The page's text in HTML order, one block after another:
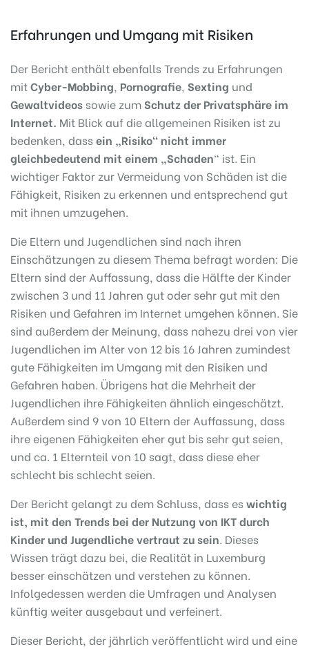
Erfahrungen und Umgang mit Risiken
Der Bericht enthält ebenfalls Trends zu Erfahrungen
mitCyber-Mobbing, Pornografie, Sexting und
Gewaltvideos sowie zumSchutz der Privatsphäre im
Internet. Mit Blick auf die allgemeinen Risiken ist zu
bedenken, dassein „Risiko“ nicht immer
gleichbedeutend mit einem „Schaden“ ist. Ein
wichtiger Faktor zur Vermeidung von Schäden ist die
Fähigkeit, Risiken zu erkennen und entsprechend gut
mit ihnen umzugehen.
Die Eltern und Jugendlichen sind nach ihren
Einschätzungen zu diesem Thema befragt worden: Die
Eltern sind der Auffassung, dass die Hälfte der Kinder
zwischen 3 und 11 Jahren gut oder sehr gut mit den
Risiken und Gefahren im Internet umgehen können. Sie
sind außerdem der Meinung, dass nahezu drei von vier
Jugendlichen im Alter von 12 bis 16 Jahren zumindest
gute Fähigkeiten im Umgang mit den Risiken und
Gefahren haben. Übrigens hat die Mehrheit der
Jugendlichen ihre Fähigkeiten ähnlich eingeschätzt.
Außerdem sind 9 von 10 Eltern der Auffassung, dass
ihre eigenen Fähigkeiten eher gut bis sehr gut seien,
und ca. 1 Elternteil von 10 sagt, dass diese eher
schlecht bis schlecht seien.
Der Bericht gelangt zu dem Schluss, dass eswichtig
ist, mit den Trends bei der Nutzung von IKT durch
Kinder und Jugendliche vertraut zu sein. Dieses
Wissen trägt dazu bei, die Realität in Luxemburg
besser einschätzen und verstehen zu können.
Infolgedessen werden die Umfragen und Analysen
künftig weiter ausgebaut und verfeinert.
Dieser Bericht, der jährlich veröffentlicht wird und eine